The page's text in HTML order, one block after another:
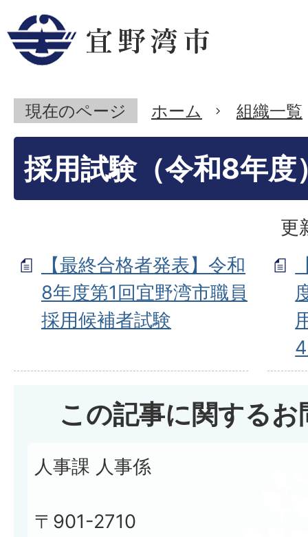
現在のページ ホーム 組織一覧
採用試験（令和8年度
更
【最終合格者発表】令和
8年度第1回宜野湾市職員
採用候補者試験
この記事に関する
人事課 人事係
〒901-2710